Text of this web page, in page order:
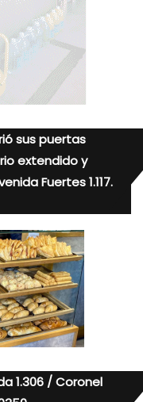
sus puertas
extendido y
Fuertes 1.117.
1.306 / Coronel